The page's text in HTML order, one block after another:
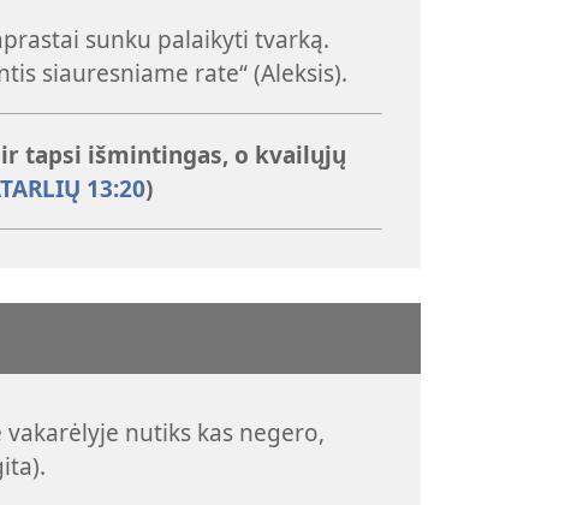
sunku palaikyti tvarką.
siauresniame rate“ (Aleksis).
tapsi išmintingas, o kvailųjų
13:20)
nutiks kas negero,